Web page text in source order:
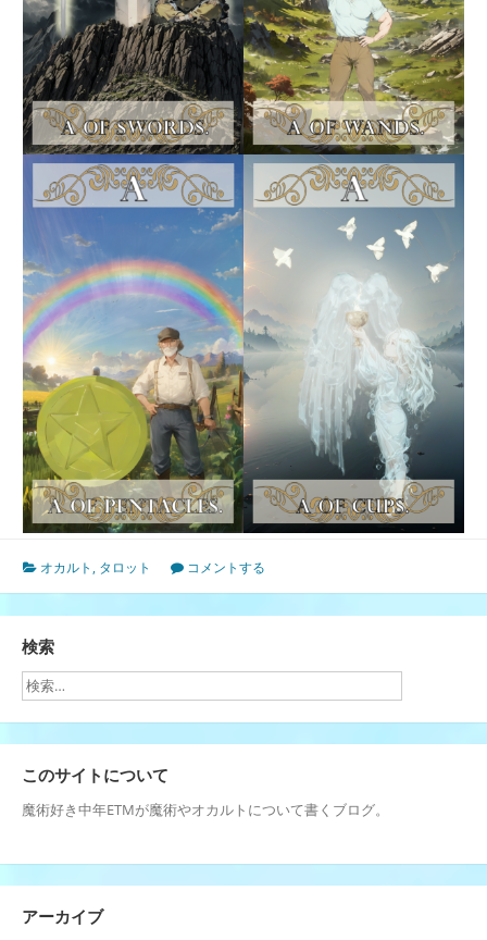
オカルト , タロット コメントする
検索
このサイトについて
魔術好き中年ETMが魔術やオカルトについて書くブログ。
アーカイブ